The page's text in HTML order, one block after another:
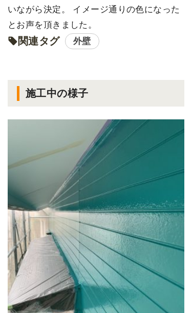
いながら決定。 イメージ通りの色になった
とお声を頂きました。
関連タグ 外壁
施工中の様子